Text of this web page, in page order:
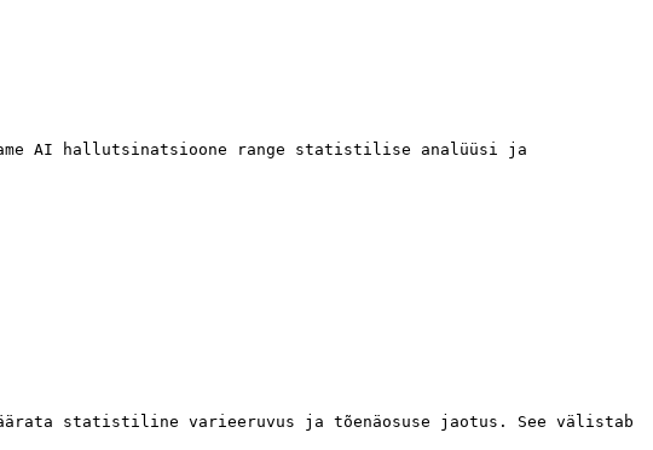
AI hallutsinatsioone range statistilise analüüsi ja
statistiline varieeruvus ja tõenäosuse jaotus. See välistab